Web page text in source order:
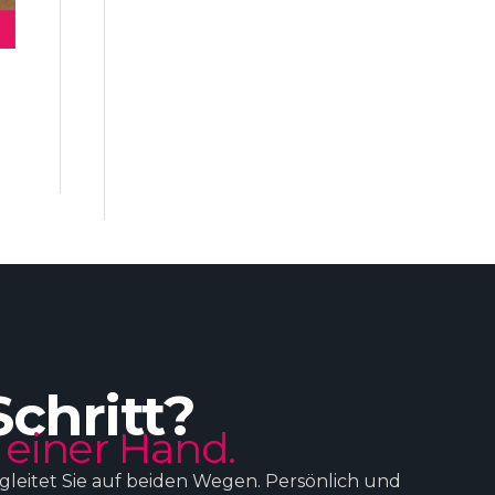
Hand.
Sie auf beiden Wegen. Persönlich und